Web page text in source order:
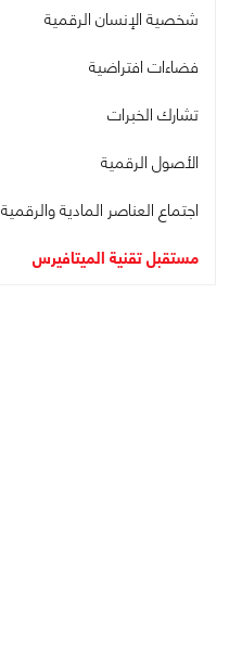
شخصية الإنسان الرقمية
فضاءات افتراضية
تشارك الخبرات
الأصول الرقمية
اجتماع العناصر المادية والرقمية
مستقبل تقنية الميتافيرس